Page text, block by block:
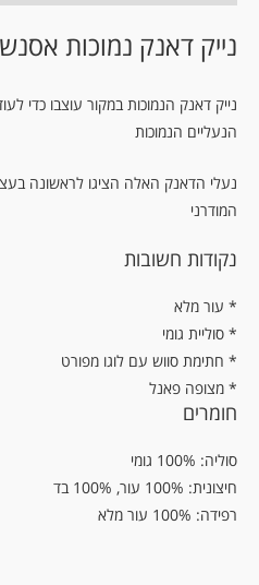
נייק דאנק נמוכות
נייק דאנק הנמוכות במקור עוצבו כדי
הנעליים הנמוכות
נעלי הדאנק האלה הציגו לראשונה
המודרני
נקודות חשובות
עור מלא *
* סוליית גומי
* חתימת סווש עם לוגו מפורט
* מצופה פאנל
חומרים
סוליה: 100% גומי
חיצונית: 100% עור, 100% בד
רפידה: 100% עור מלא